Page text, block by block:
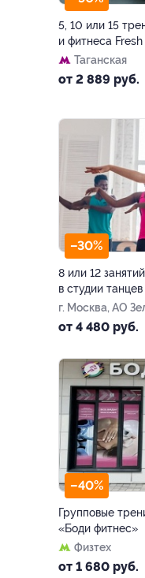
5, 10 или 15
и фитнеса
Таганская
от 2 889 руб.
–30%
8 или 12
в студии
г. Москва, АО
454
от 4 480 руб.
–40%
Групповые
«Боди фитнес»
Физтех
от 1 680 руб.